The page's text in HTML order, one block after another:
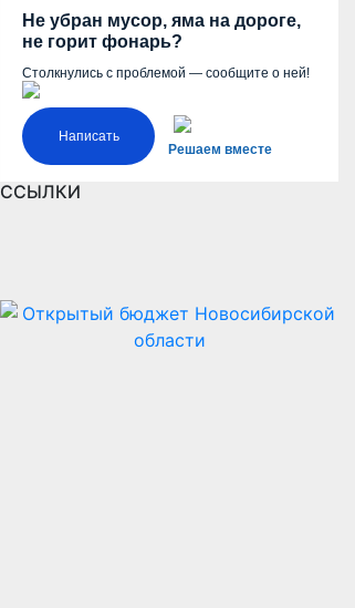
Не убран мусор, яма на дороге,
не горит фонарь?
Столкнулись с проблемой — сообщите о ней!
Написать
Решаем вместе
ССЫЛКИ